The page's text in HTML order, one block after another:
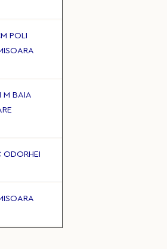
POLI
M BAIA
ODORHEI